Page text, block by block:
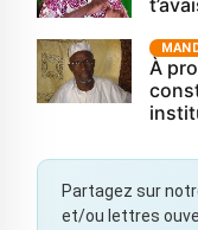
À
Partagez sur
et/ou lettres